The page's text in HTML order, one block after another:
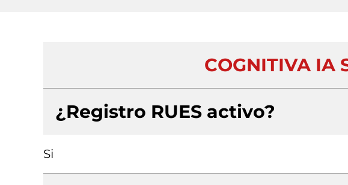
COGNITIVA IA
¿Registro RUES activo?
Si